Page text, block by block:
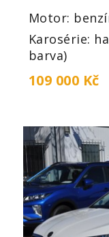
Motor:
Karosérie:
barva)
109 000 Kč